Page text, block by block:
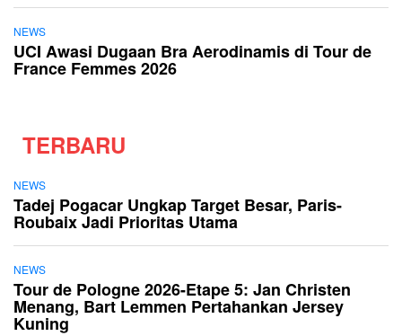
NEWS
UCI Awasi Dugaan Bra Aerodinamis di Tour de
France Femmes 2026
TERBARU
NEWS
Tadej Pogacar Ungkap Target Besar, Paris-
Roubaix Jadi Prioritas Utama
NEWS
Tour de Pologne 2026-Etape 5: Jan Christen
Menang, Bart Lemmen Pertahankan Jersey
Kuning